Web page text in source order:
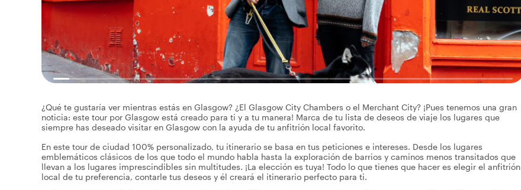
¿Qué te gustaría ver mientras estás en Glasgow? ¿El Glasgow City Chambers o el Merchant City? ¡Pues tenemos una gran
noticia: este tour por Glasgow está creado para ti y a tu manera! Marca de tu lista de deseos de viaje los lugares que
siempre has deseado visitar en Glasgow con la ayuda de tu anfitrión local favorito.
En este tour de ciudad 100% personalizado, tu itinerario se basa en tus peticiones e intereses. Desde los lugares
emblemáticos clásicos de los que todo el mundo habla hasta la exploración de barrios y caminos menos transitados que
llevan a los lugares imprescindibles sin multitudes. ¡La elección es tuya! Todo lo que tienes que hacer es elegir el anfitrión
local de tu preferencia, contarle tus deseos y él creará el itinerario perfecto para ti.